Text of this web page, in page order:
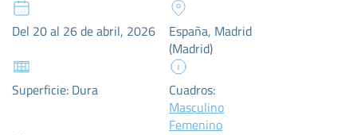
Del 20 al 26 de abril, 2026
España, Madrid
(Madrid)
Superficie: Dura
Cuadros:
Masculino
Femenino